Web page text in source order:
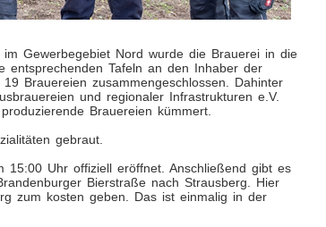
Gewerbegebiet Nord wurde die Brauerei in die
entsprechenden Tafeln an den Inhaber der
Brauereien zusammengeschlossen. Dahinter
und regionaler Infrastrukturen e.V.
Brauereien kümmert.
gebraut.
Uhr offiziell eröffnet. Anschließend gibt es
Bierstraße nach Strausberg. Hier
zum kosten geben. Das ist einmalig in der